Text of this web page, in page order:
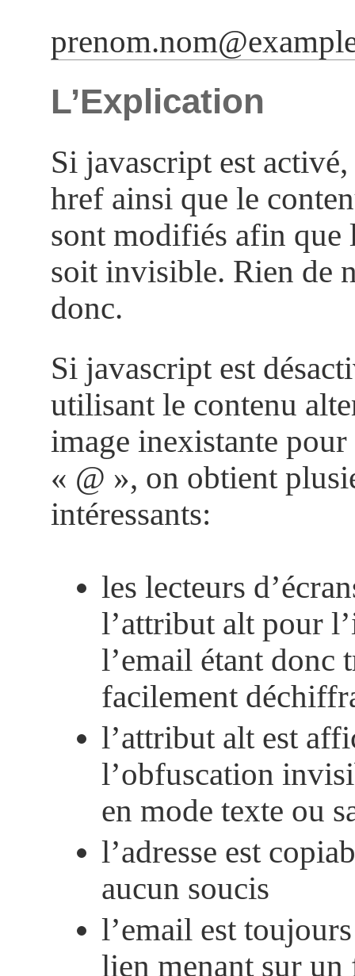
L’Explication
Si javascript est
href ainsi que le
sont modifiés afin que
soit invisible. Rien de
donc.
Si javascript est
utilisant le contenu
image inexistante
« @ », on obtient
intéressants:
les lecteurs
l’attribut alt pour
l’email étant donc
facilement
l’attribut alt est
l’obfuscation
en mode texte ou
l’adresse est
aucun soucis
l’email est
lien menant sur